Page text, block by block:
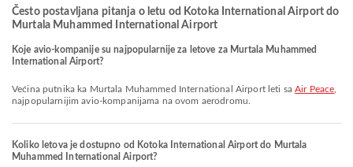
Često postavljana pitanja o letu od Kotoka International Airport do
Murtala Muhammed International Airport
Koje avio-kompanije su najpopularnije za letove za Murtala Muhammed
International Airport?
Većina putnika ka Murtala Muhammed International Airport leti saAir Peace
najpopularnijim avio-kompanijama na ovom aerodromu.
Koliko letova je dostupno od Kotoka International Airport do Murtala
Muhammed International Airport?